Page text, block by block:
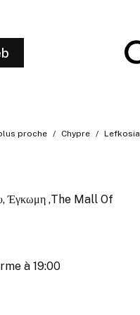
proche Chypre Lefkosia
Έγκωμη ,The Mall Of
à 19:00